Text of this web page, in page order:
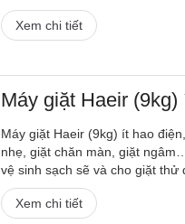
Xem chi tiết
Máy giặt Haeir (9kg)
Máy giặt Haeir (9kg) ít hao
nhẹ, giặt chăn màn, giặt
vệ sinh sạch sẽ và cho giặt thử
Xem chi tiết